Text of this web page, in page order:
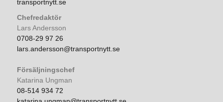
transportnytt.se
Chefredaktör
Lars Andersson
0708-29 97 26
lars.andersson@transportnytt.se
Försäljningschef
Katarina Ungman
08-514 934 72